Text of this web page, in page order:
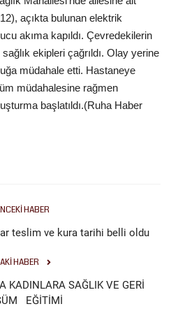
açıkta bulunan elektrik
akıma kapıldı. Çevredekilerin
ekipleri çağrıldı. Olay yerine
müdahale etti. Hastaneye
müdahalesine rağmen
başlatıldı.(Ruha Haber
HABER
teslim ve kura tarihi belli oldu
HABER
KADINLARA SAĞLIK VE GERİ
EĞİTİMİ